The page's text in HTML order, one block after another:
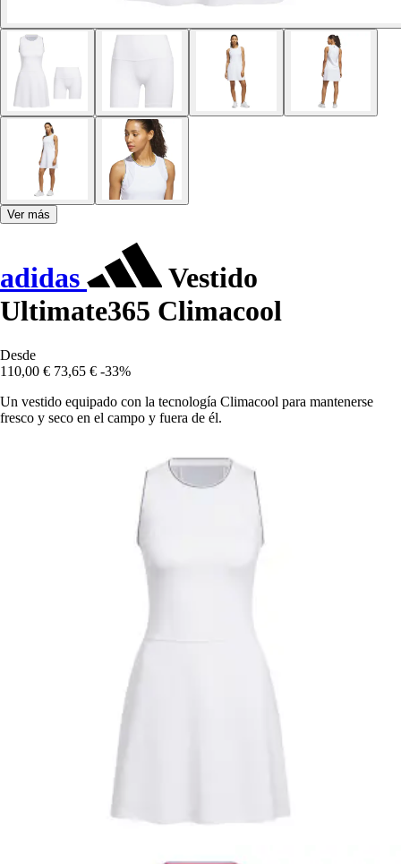
Ver más
adidas
Vestido
Ultimate365 Climacool
Desde
110,00 € 73,65 € -33%
Un vestido equipado con la tecnología Climacool para mantenerse
fresco y seco en el campo y fuera de él.